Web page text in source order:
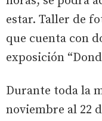
estar. Taller de
que cuenta con
exposición
Durante toda la
noviembre al 22